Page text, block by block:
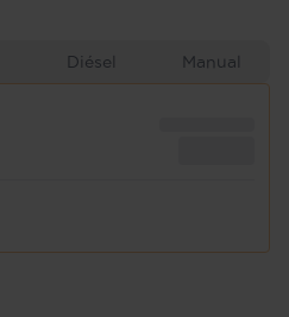
Diésel Manual